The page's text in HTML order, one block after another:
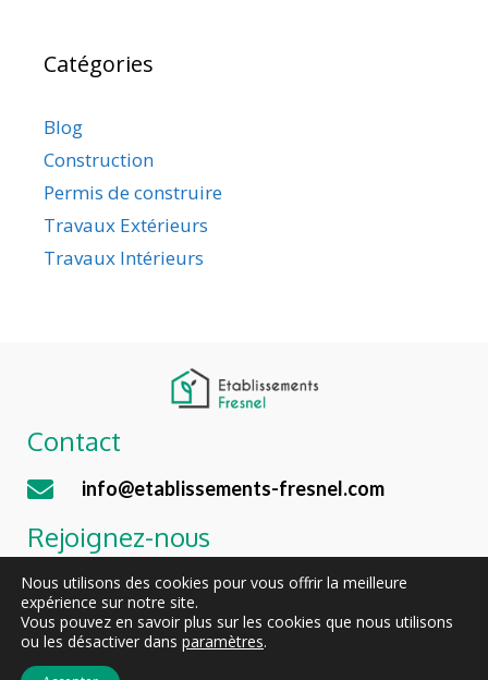
Catégories
Blog
Construction
Permis de construire
Travaux Extérieurs
Travaux Intérieurs
Contact
info@etablissements-fresnel.com
Rejoignez-nous
Jobs
2026 © All rights reserved - Etablissements Fresnel
Nous utilisons des cookies pour vous offrir la meilleure
expérience sur notre site.
Vous pouvez en savoir plus sur les cookies que nous utilisons
ou les désactiver dans paramètres.